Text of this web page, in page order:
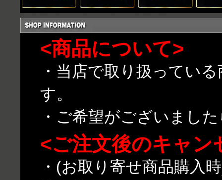
<商品について>
・当店で取り扱ってい
す。
・ご希望がございまし
<ご注文後のキャン
・(お取り寄せ商品購入